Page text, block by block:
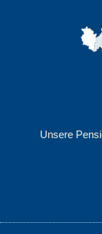
Unsere